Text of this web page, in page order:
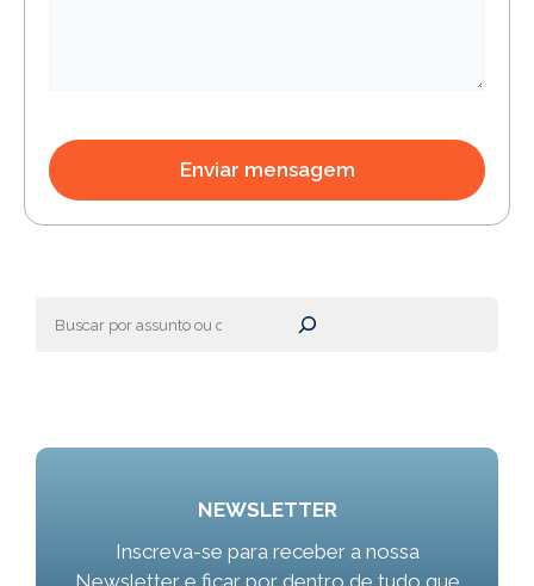
NEWSLETTER
Inscreva-se para receber a nossa
Newsletter e ficar por dentro de tudo que